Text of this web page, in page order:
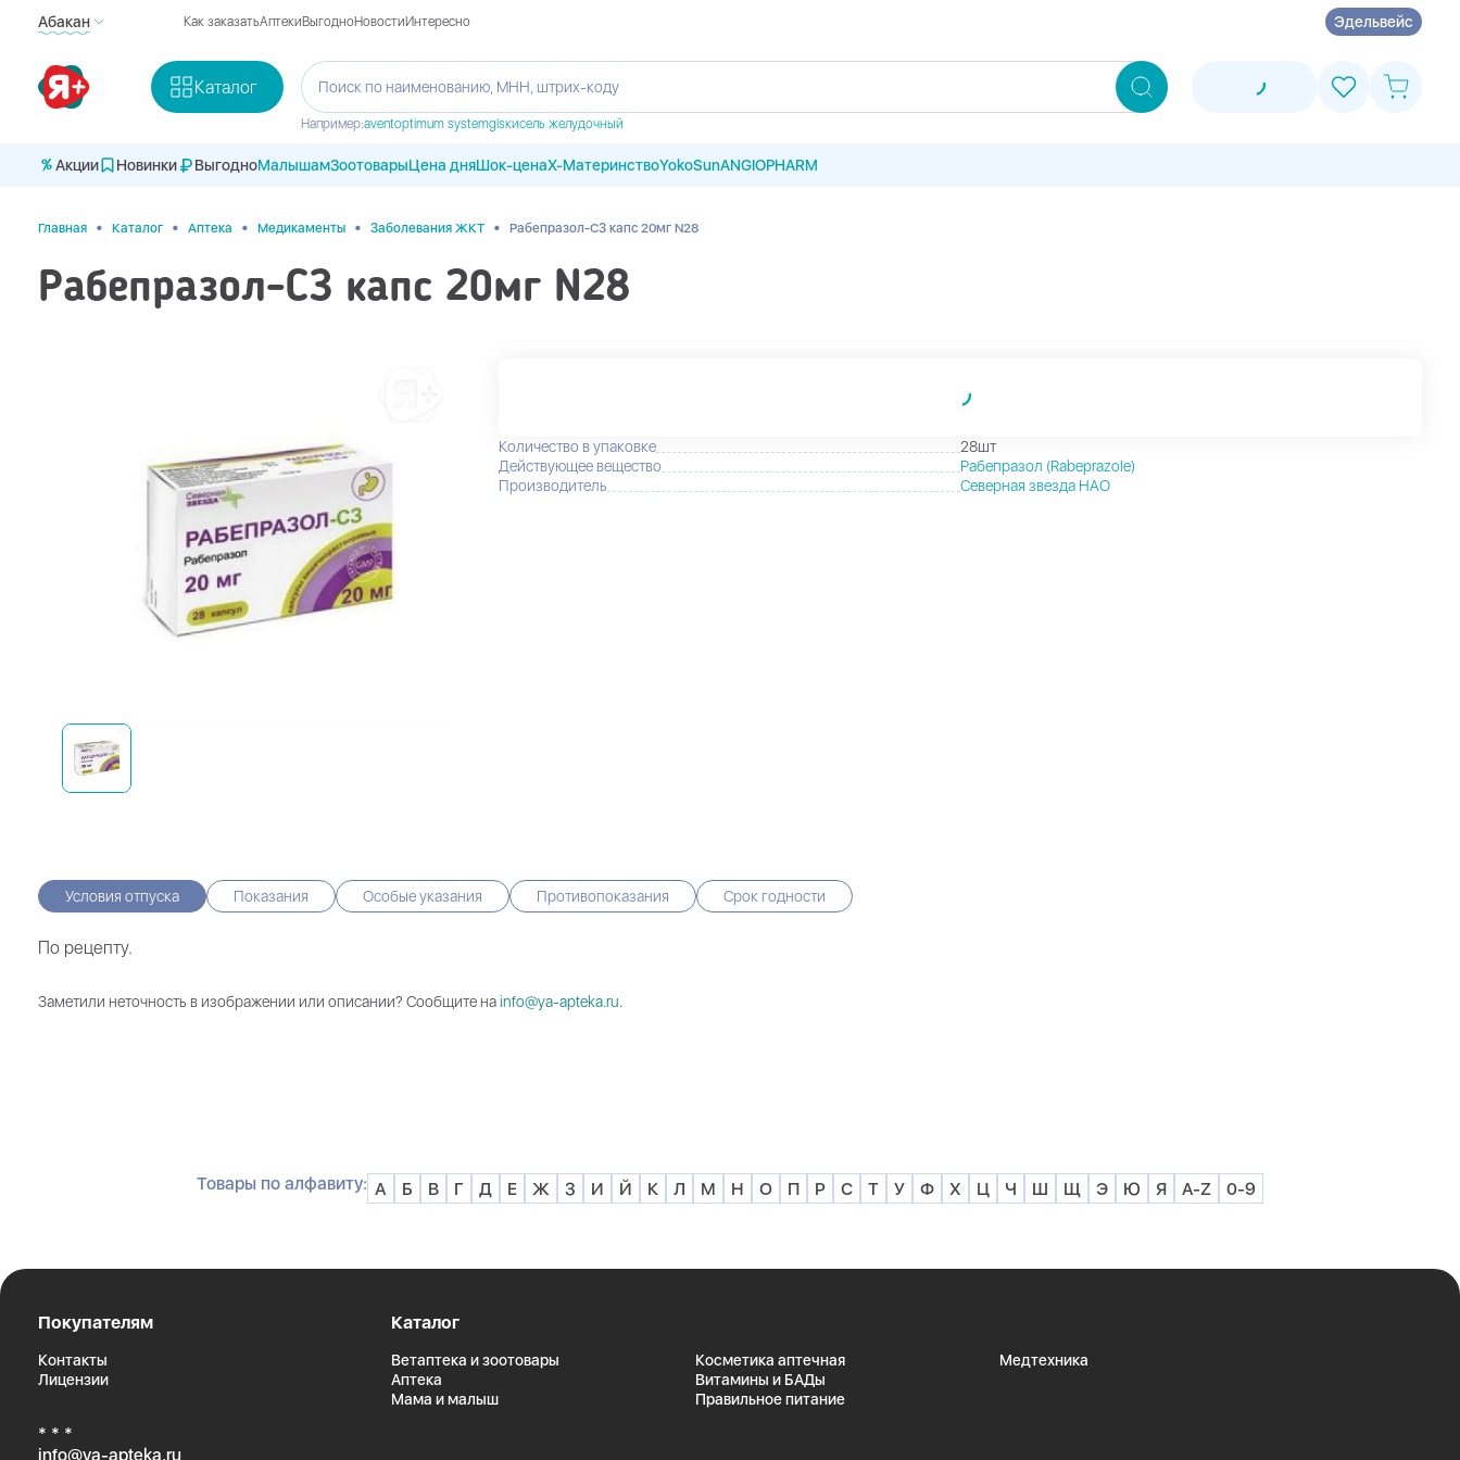
Абакан Как заказатьАптекиВыгодноНовостиИнтересно Эдельвейс
Каталог Поиск по наименованию, МНН, штрих-коду
Например:aventoptimum systemglsкисель желудочный
Акции Новинки ВыгодноМалышамЗоотоварыЦена дняШок-ценаX-МатеринствоYokoSunANGIOPHARM
Главная • Каталог • Аптека • Медикаменты • Заболевания ЖКТ • Рабепразол-СЗ капс 20мг N28
Рабепразол-СЗ капс 20мг N28
Количество в упаковке
28шт
Действующее вещество
Рабепразол (Rabeprazole)
Производитель
Северная звезда НАО
Условия отпуска Показания Особые указания Противопоказания Срок годности
По рецепту.
Заметили неточность в изображении или описании? Сообщите наinfo@ya-apteka.ru.
Товары по алфавиту: А Б В Г Д Е Ж З И Й К Л М Н О П Р С Т У Ф Х Ц Ч Ш Щ Э Ю Я A-Z 0-9
Покупателям
Контакты
Лицензии
* * *
info@ya-apteka.ru
Каталог
Ветаптека и зоотовары
Аптека
Мама и малыш
Косметика аптечная
Витамины и БАДы
Правильное питание
Медтехника